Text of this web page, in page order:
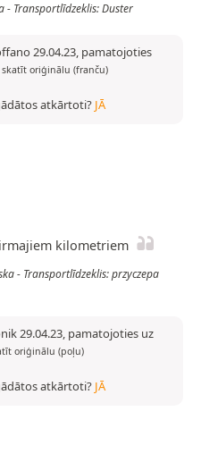
- Transportlīdzeklis: Duster
29.04.23, pamatojoties
skatīt oriģinālu (franču)
atkārtoti? JĀ
kilometriem
- Transportlīdzeklis: przyczepa
29.04.23, pamatojoties uz
oriģinālu (poļu)
atkārtoti? JĀ